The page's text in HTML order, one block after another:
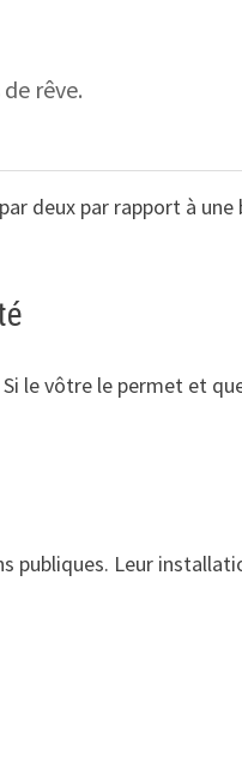
rêve.
deux par rapport à
le vôtre le permet et
publiques. Leur